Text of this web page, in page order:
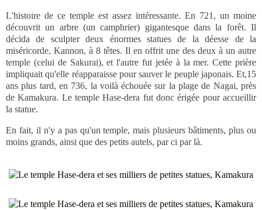
L'histoire de ce temple est assez intéressante. En 721, un moine
découvrit un arbre (un camphrier) gigantesque dans la forêt. Il
décida de sculpter deux énormes statues de la déesse de la
miséricorde, Kannon, à 8 têtes. Il en offrit une des deux à un autre
temple (celui de Sakurai), et l'autre fut jetée à la mer. Cette prière
impliquait qu'elle réapparaisse pour sauver le peuple japonais. Et,15
ans plus tard, en 736, la voilà échouée sur la plage de Nagai, près
de Kamakura. Le temple Hase-dera fut donc érigée pour accueillir
la statue.
En fait, il n'y a pas qu'un temple, mais plusieurs bâtiments, plus ou
moins grands, ainsi que des petits autels, par ci par là.